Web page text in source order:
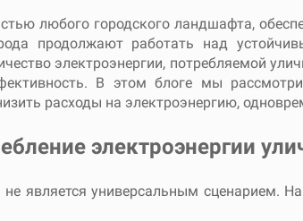
любого городского ландшафта,
продолжают работать над
электроэнергии, потребляемой
В этом блоге мы
расходы на электроэнергию,
электроэнергии
является универсальным сценарием.